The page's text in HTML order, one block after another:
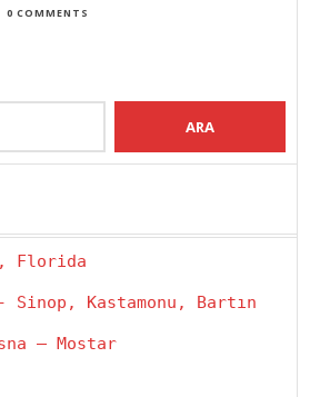
0 COMMENTS
Florida
Sinop, Kastamonu, Bartın
– Mostar